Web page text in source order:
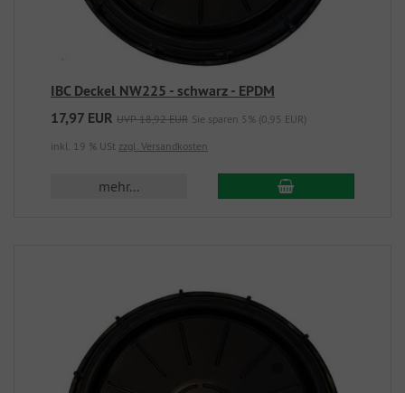
IBC Deckel NW225 - schwarz - EPDM
17,97 EUR UVP 18,92 EUR Sie sparen 5% (0,95 EUR)
inkl. 19 % USt zzgl. Versandkosten
mehr...